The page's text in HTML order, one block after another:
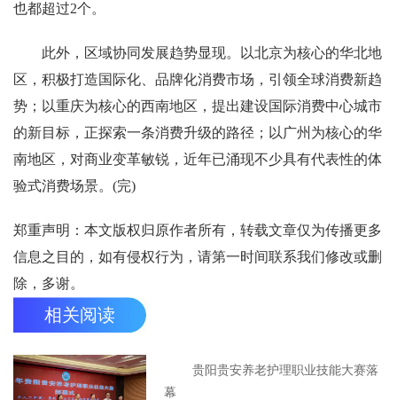
也都超过2个。
此外，区域协同发展趋势显现。以北京为核心的华北地
区，积极打造国际化、品牌化消费市场，引领全球消费新趋
势；以重庆为核心的西南地区，提出建设国际消费中心城市
的新目标，正探索一条消费升级的路径；以广州为核心的华
南地区，对商业变革敏锐，近年已涌现不少具有代表性的体
验式消费场景。(完)
郑重声明：本文版权归原作者所有，转载文章仅为传播更多
信息之目的，如有侵权行为，请第一时间联系我们修改或删
除，多谢。
相关阅读
贵阳贵安养老护理职业技能大赛落
幕